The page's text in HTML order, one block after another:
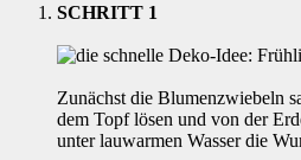
SCHRITT 1
Zunächst die Blumenzwiebeln
dem Topf lösen und von der
unter lauwarmen Wasser die